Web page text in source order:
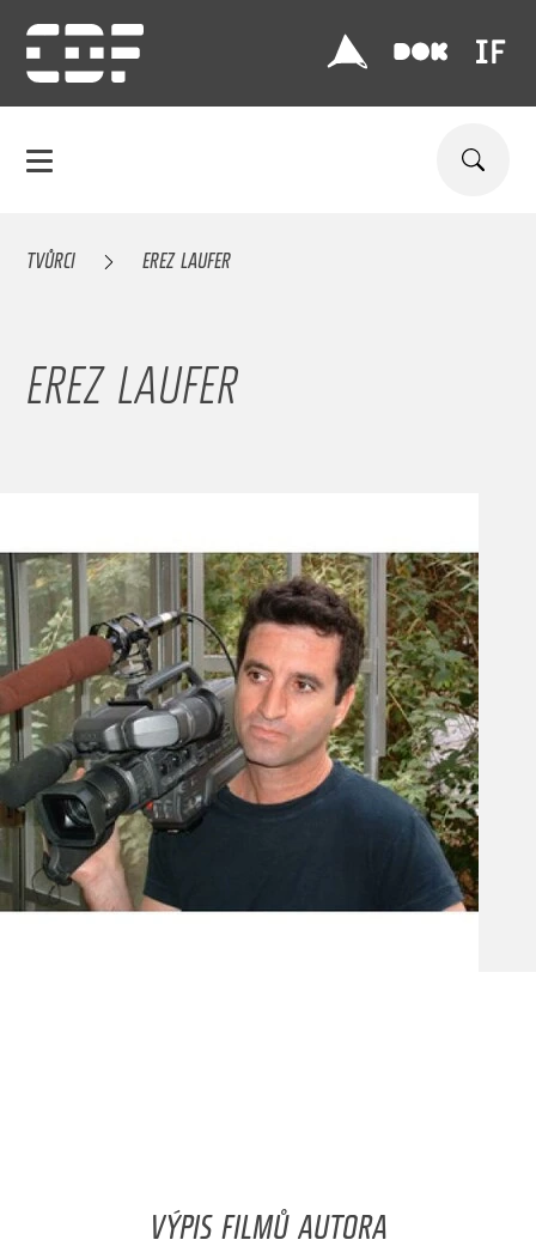
TVŮRCI EREZ LAUFER
EREZ LAUFER
VÝPIS FILMŮ AUTORA